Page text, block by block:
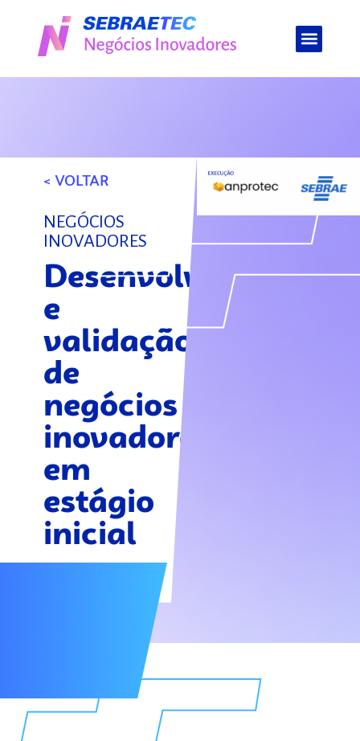
< VOLTAR
NEGÓCIOS
INOVADORES
Desenvolvimento
e
validação
de
negócios
inovadores
em
estágio
inicial